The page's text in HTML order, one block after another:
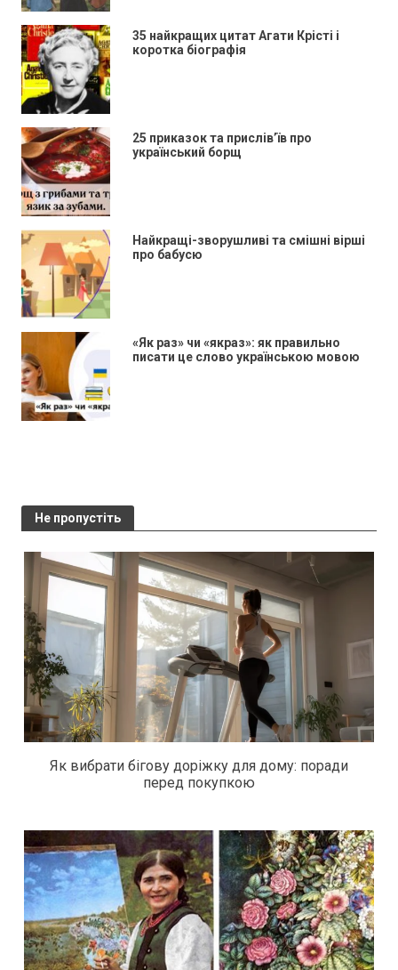
35 найкращих цитат Агати Крісті і
коротка біографія
25 приказок та прислів’їв про
український борщ
Найкращі-зворушливі та смішні вірші
про бабусю
«Як раз» чи «якраз»: як правильно
писати це слово українською мовою
Не пропустіть
Як вибрати бігову доріжку для дому: поради
перед покупкою